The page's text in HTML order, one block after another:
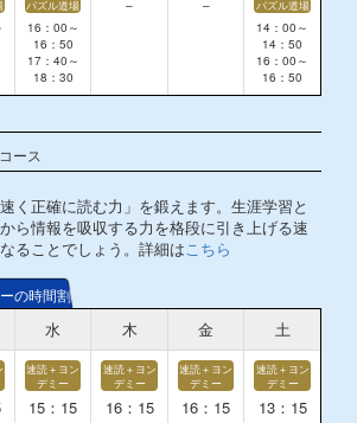
パズル道場
16：00～
16：50
17：40～
18：30
– – パズル道場
14：00～
14：50
16：00～
16：50
ース
く正確に読む力」を鍛えます。生涯学習と
ら情報を吸収する力を格段に引き上げる速
ることでしょう。詳細はこちら
の時間割
水 木 金 土
速読＋ヨン
デミー
15：15
速読＋ヨン
デミー
16：15
速読＋ヨン
デミー
16：15
速読＋ヨン
デミー
13：15